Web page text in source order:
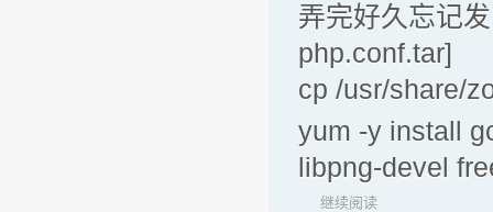
弄完好久忘记
php.conf.tar]
cp /usr/share/
yum -y install
libpng-devel
继续阅读